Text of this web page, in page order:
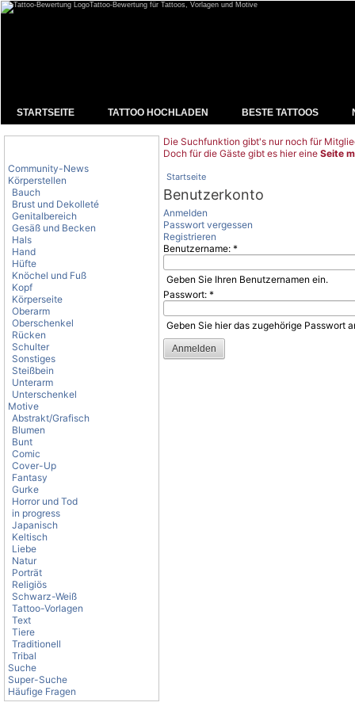
Tattoo-Bewertung für Tattoos, Vorlagen und Motive
STARTSEITE TATTOO HOCHLADEN BESTE TATTOOS
Community-News
Körperstellen
Bauch
Brust und Dekolleté
Genitalbereich
Gesäß und Becken
Hals
Hand
Hüfte
Knöchel und Fuß
Kopf
Körperseite
Oberarm
Oberschenkel
Rücken
Schulter
Sonstiges
Steißbein
Unterarm
Unterschenkel
Motive
Abstrakt/Grafisch
Blumen
Bunt
Comic
Cover-Up
Fantasy
Gurke
Horror und Tod
in progress
Japanisch
Keltisch
Liebe
Natur
Porträt
Religiös
Schwarz-Weiß
Tattoo-Vorlagen
Text
Tiere
Traditionell
Tribal
Suche
Super-Suche
Häufige Fragen
Die Suchfunktion gibt's nur noch für
Doch für die Gäste gibt es hier eine Seite
Startseite
Benutzerkonto
Anmelden
Passwort vergessen
Registrieren
Benutzername: *
Geben Sie Ihren Benutzernamen ein.
Passwort: *
Geben Sie hier das zugehörige Passwort